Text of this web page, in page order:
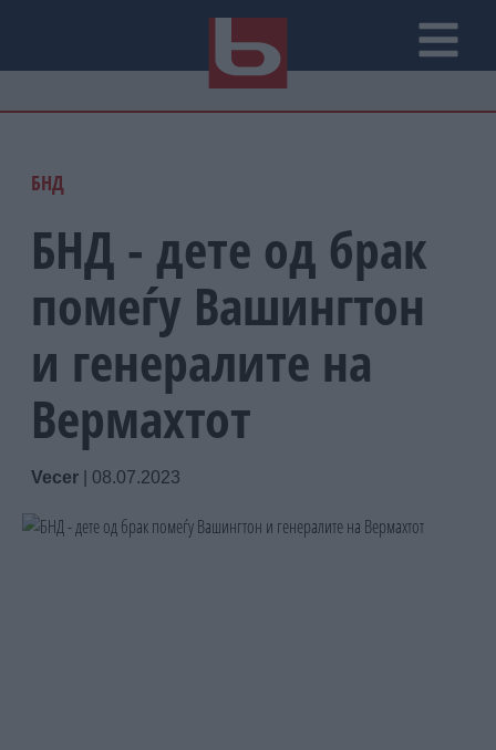
БНД
БНД - дете од брак
помеѓу Вашингтон
и генералите на
Вермахтот
Vecer 08.07.2023